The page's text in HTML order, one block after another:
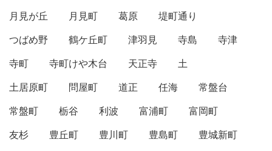
月見が丘
月見町 葛原
堤町通り
つばめ野
鶴ケ丘町 津羽見 寺島
寺津
寺町
寺町けや木台 天正寺
土
土居原町
問屋町 道正 任海
常盤台
常盤町
栃谷 利波 富浦町
富岡町
友杉
豊丘町 豊川町 豊島町
豊城新町